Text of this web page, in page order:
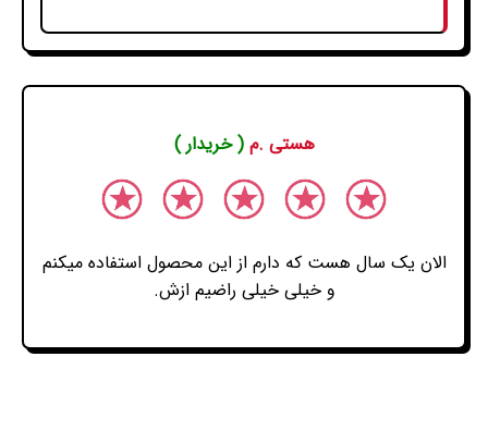
هستی .م( خریدار )
الان یک سال هست که دارم از این محصول استفاده میکنم
و خیلی خیلی راضیم ازش.